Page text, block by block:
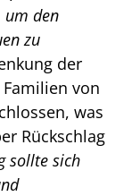
um den
zu
der
von
was
Rückschlag
sollte sich